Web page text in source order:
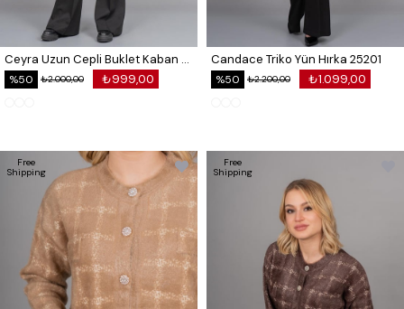
Ceyra Uzun Cepli Buklet Kaban 2632
₺999,00
₺2.000,00
%50
Candace Triko Yün Hırka 25201
₺1.099,00
₺2.200,00
%50
Free
Shipping
Free
Shipping